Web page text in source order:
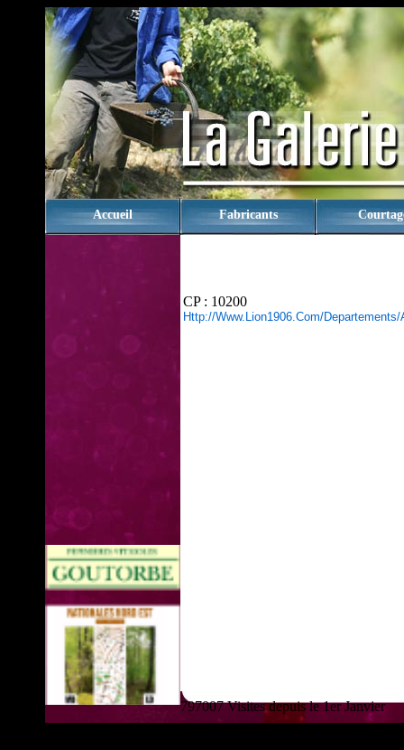
Accueil Fabricants
CP : 10200
Http://www.lion1906.com/
797007 Visites depuis le 1er Janvier